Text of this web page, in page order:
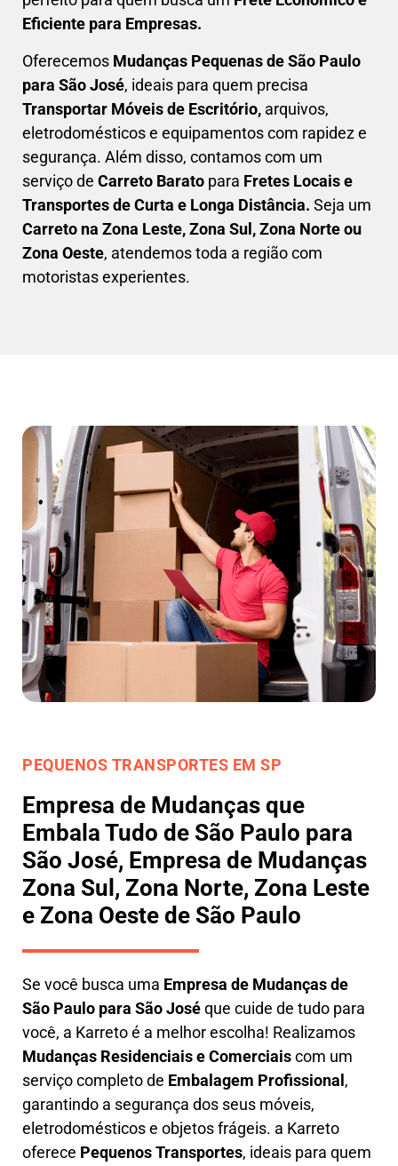
Eficiente para Empresas.
Oferecemos Mudanças Pequenasde São Paulo
para São José, ideais para quem precisa
Transportar Móveis de Escritório, arquivos,
eletrodomésticos e equipamentos com rapidez e
segurança. Além disso, contamos com um
serviço de Carreto Barato para Fretes Locais e
Transportes de Curta e Longa Distância. Seja um
Carreto na Zona Leste, Zona Sul, Zona Norte ou
Zona Oeste, atendemos toda a região com
motoristas experientes.
PEQUENOS TRANSPORTES EM SP
Empresa de Mudanças que
Embala Tudo de São Paulo para
São José, Empresa de Mudanças
Zona Sul, Zona Norte, Zona Leste
e Zona Oeste de São Paulo
Se você busca uma Empresa de Mudanças de
São Paulo para São Joséque cuide de tudo para
você, a Karretoé a melhor escolha! Realizamos
Mudanças Residenciais e Comerciaiscom um
serviço completo de Embalagem Profissional ,
garantindo a segurança dos seus móveis,
eletrodomésticos e objetos frágeis. a Karreto
oferece Pequenos Transportes, ideais para quem